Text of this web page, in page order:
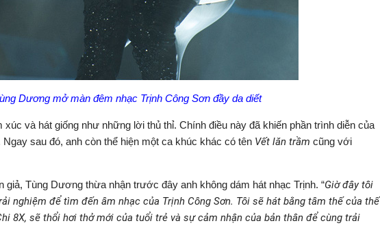
Dương mở màn đêm nhạc Trịnh Công Sơn đầy da diết
và hát giống như những lời thủ thỉ. Chính điều này đã khiến phần trình diễn của
sau đó, anh còn thể hiện một ca khúc khác có tên Vết lăn trầm cũng với
giả, Tùng Dương thừa nhận trước đây anh không dám hát nhạc Trịnh. “Giờ đây tôi
nghiệm để tìm đến âm nhạc của Trịnh Công Sơn. Tôi sẽ hát bằng tâm thế của thế
8X, sẽ thổi hơi thở mới của tuổi trẻ và sự cảm nhận của bản thân để cùng trải